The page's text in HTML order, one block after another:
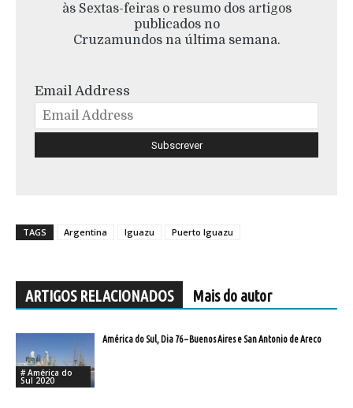
às Sextas-feiras o resumo dos artigos
publicados no
Cruzamundos na última semana.
Email Address
TAGS Argentina Iguazu Puerto Iguazu
ARTIGOS RELACIONADOS Mais do autor
# América do
Sul 2020
América do Sul, Dia 76 – Buenos Aires e San Antonio de Areco